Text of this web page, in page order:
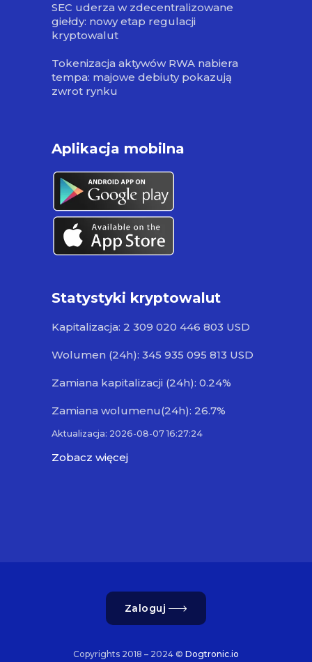
SEC uderza w zdecentralizowane
giełdy: nowy etap regulacji
kryptowalut
Tokenizacja aktywów RWA nabiera
tempa: majowe debiuty pokazują
zwrot rynku
Aplikacja mobilna
Statystyki kryptowalut
Kapitalizacja: 2 309 020 446 803 USD
Wolumen (24h): 345 935 095 813 USD
Zamiana kapitalizacji (24h): 0.24%
Zamiana wolumenu(24h): 26.7%
Aktualizacja: 2026-08-07 16:27:24
Zobacz więcej
Zaloguj
Copyrights 2018 – 2024 © Dogtronic.io